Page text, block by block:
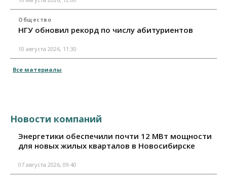
Общество
НГУ обновил рекорд по числу абитуриентов
10 августа 2026, 11:30
Все материалы
Новости компаний
Энергетики обеспечили почти 12 МВт мощности
для новых жилых кварталов в Новосибирске
07 августа 2026, 09:40